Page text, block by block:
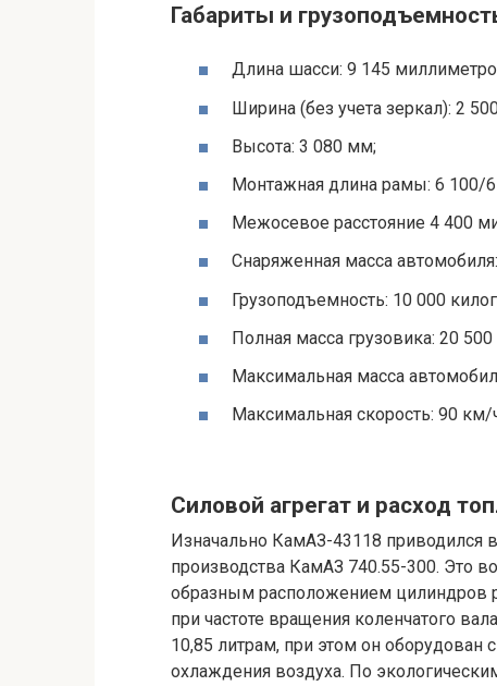
Габариты и
Длина шасси: 9 145
Ширина (без учета зеркал): 2
Высота: 3 080 мм;
Монтажная длина рамы: 6 100/
Межосевое расстояние 4 400
Снаряженная масса
Грузоподъемность: 10 000
Полная масса грузовика: 20 500
Максимальная масса
Максимальная скорость: 90 км/
Силовой агрегат и расход
Изначально КамАЗ-43118 приводился
производства КамАЗ 740.55-300. Это
образным расположением цилиндров
при частоте вращения коленчатого
10,85 литрам, при этом он оборудован
охлаждения воздуха. По